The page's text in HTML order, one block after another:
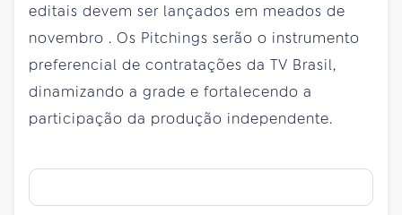
editais devem ser lançados em meados de
novembro . Os Pitchings serão o instrumento
preferencial de contratações da TV Brasil,
dinamizando a grade e fortalecendo a
participação da produção independente.